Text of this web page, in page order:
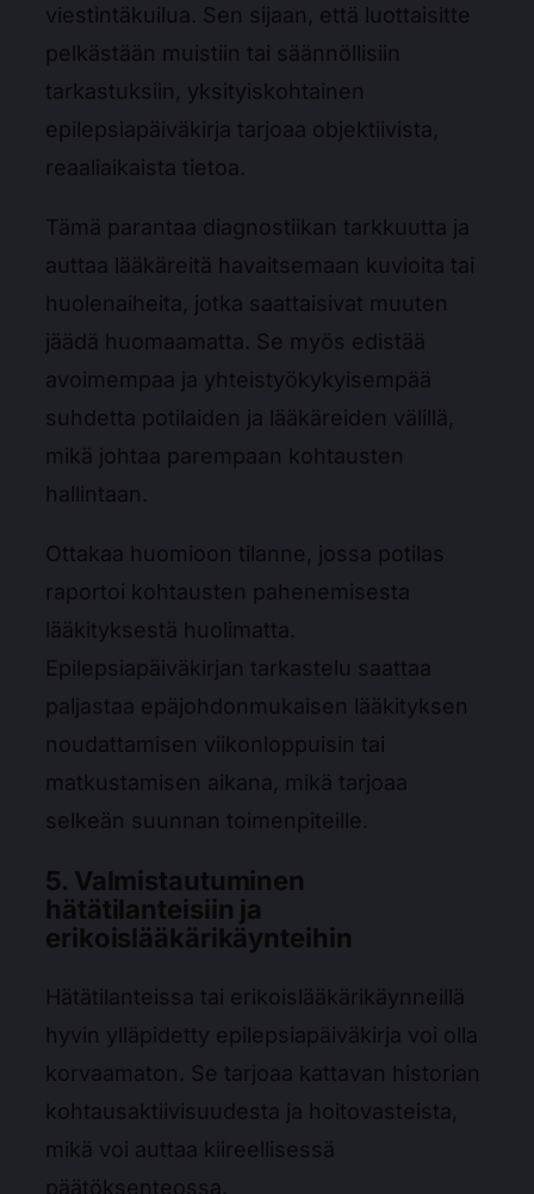
viestintäkuilua. Sen sijaan, että luottaisitte
pelkästään muistiin tai säännöllisiin
tarkastuksiin, yksityiskohtainen
epilepsiapäiväkirja tarjoaa objektiivista,
reaaliaikaista tietoa.
Tämä parantaa diagnostiikan tarkkuutta ja
auttaa lääkäreitä havaitsemaan kuvioita tai
huolenaiheita, jotka saattaisivat muuten
jäädä huomaamatta. Se myös edistää
avoimempaa ja yhteistyökykyisempää
suhdetta potilaiden ja lääkäreiden välillä,
mikä johtaa parempaan kohtausten
hallintaan.
Ottakaa huomioon tilanne, jossa potilas
raportoi kohtausten pahenemisesta
lääkityksestä huolimatta.
Epilepsiapäiväkirjan tarkastelu saattaa
paljastaa epäjohdonmukaisen lääkityksen
noudattamisen viikonloppuisin tai
matkustamisen aikana, mikä tarjoaa
selkeän suunnan toimenpiteille.
5. Valmistautuminen
hätätilanteisiin ja
erikoislääkärikäynteihin
Hätätilanteissa tai erikoislääkärikäynneillä
hyvin ylläpidetty epilepsiapäiväkirja voi olla
korvaamaton. Se tarjoaa kattavan historian
kohtausaktiivisuudesta ja hoitovasteista,
mikä voi auttaa kiireellisessä
päätöksenteossa.